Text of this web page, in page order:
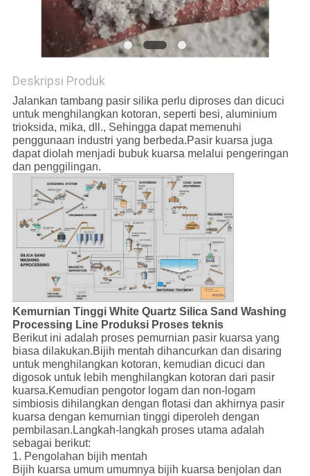
Deskripsi Produk
Jalankan tambang pasir silika perlu diproses dan dicuci
untuk menghilangkan kotoran, seperti besi, aluminium
trioksida, mika, dll., Sehingga dapat memenuhi
penggunaan industri yang berbeda.Pasir kuarsa juga
dapat diolah menjadi bubuk kuarsa melalui pengeringan
dan penggilingan.
Kemurnian Tinggi White Quartz Silica Sand Washing
Processing Line Produksi Proses teknis
Berikut ini adalah proses pemurnian pasir kuarsa yang
biasa dilakukan.Bijih mentah dihancurkan dan disaring
untuk menghilangkan kotoran, kemudian dicuci dan
digosok untuk lebih menghilangkan kotoran dari pasir
kuarsa.Kemudian pengotor logam dan non-logam
simbiosis dihilangkan dengan flotasi dan akhirnya pasir
kuarsa dengan kemurnian tinggi diperoleh dengan
pembilasan.Langkah-langkah proses utama adalah
sebagai berikut:
1. Pengolahan bijih mentah
Bijih kuarsa umum umumnya bijih kuarsa benjolan dan